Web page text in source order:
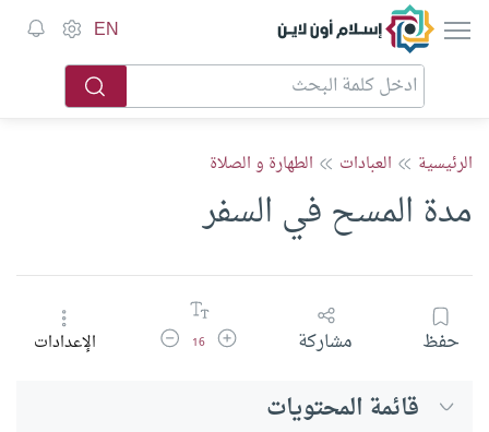
إسلام أون لاين EN
الرئيسية العبادات الطهارة و الصلاة
مدة المسح في السفر
حفظ مشاركة زيادة حجم الخط
16 تقليل حجم الخطالإعدادات
قائمة المحتويات